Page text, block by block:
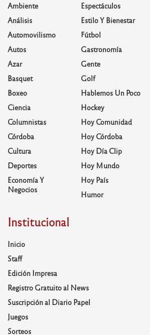
Ambiente
Análisis
Automovilismo
Autos
Azar
Basquet
Boxeo
Ciencia
Columnistas
Córdoba
Cultura
Deportes
Economía Y
Negocios
Espectáculos
Estilo Y Bienestar
Fútbol
Gastronomía
Gente
Golf
Hablemos Un Poco
Hockey
Hoy Comunidad
Hoy Córdoba
Hoy Día Clip
Hoy Mundo
Hoy País
Humor
Institucional
Inicio
Staff
Edición Impresa
Registro Gratuito al News
Suscripción al Diario Papel
Juegos
Sorteos